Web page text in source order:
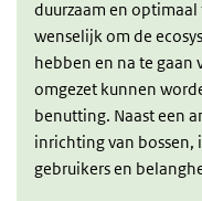
duurzaam en
wenselijk om de
hebben en na te gaan
omgezet kunnen
benutting. Naast een
inrichting van bossen,
gebruikers en